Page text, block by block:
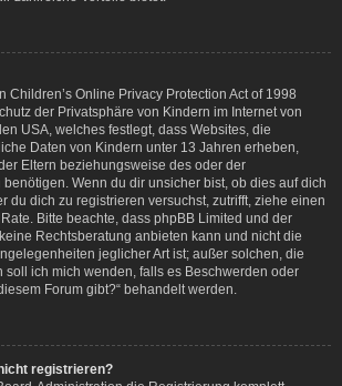
Children’s Online Privacy Protection Act of 1998
der Privatsphäre von Kindern im Internet von
USA, welches festlegt, dass Websites, die
Daten von Kindern unter 13 Jahren erheben,
Eltern beziehungsweise des oder der
Wenn du dir unsicher bist, ob dies auf dich
du dich zu registrieren versuchst, zutrifft, ziehe einen
Bitte beachte, dass phpBB Limited und der
Rechtsberatung anbieten kann und nicht die
jeglicher Art ist; außer solchen, die
soll ich mich wenden, falls es Beschwerden oder
Forum gibt?“ behandelt werden.
registrieren?